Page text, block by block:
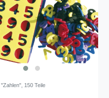
150 Teile